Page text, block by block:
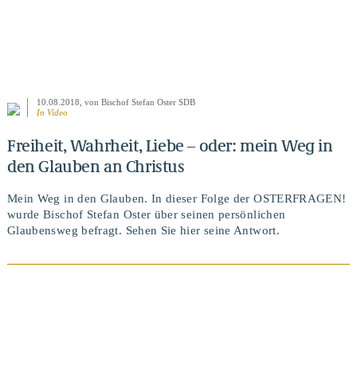
10.08.2018, von Bischof Stefan Oster SDB
In Video
Freiheit, Wahrheit, Liebe – oder: mein Weg in
den Glauben an Christus
Mein Weg in den Glauben. In dieser Folge der OSTERFRAGEN!
wurde Bischof Stefan Oster über seinen persönlichen
Glaubensweg befragt. Sehen Sie hier seine Antwort.